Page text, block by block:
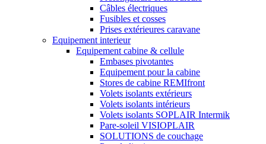
Câbles électriques
Fusibles et cosses
Prises extérieures caravane
Equipement interieur
Equipement cabine & cellule
Embases pivotantes
Equipement pour la cabine
Stores de cabine REMIfront
Volets isolants extérieurs
Volets isolants intérieurs
Volets isolants SOPLAIR Intermik
Pare-soleil VISIOPLAIR
SOLUTIONS de couchage